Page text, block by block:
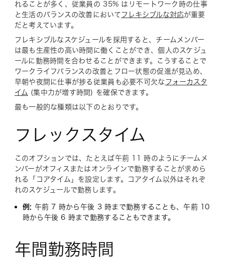
れることが多く、従業員の 35% はリモートワーク時の仕事
と生活のバランスの改善において フレキシブルな対応が重要
だと考えています。
フレキシブルなスケジュールを採用すると、チームメンバー
は最も生産性の高い時間に働くことができ、個人のスケジュ
ールに勤務時間を合わせることができます。こうすることで
ワークライフバランスの改善とフロー状態の促進が見込め、
早朝や夜間に仕事が捗る従業員も必要不可欠な フォーカスタ
イム (集中力が増す時間) を確保できます。
最も一般的な種類は以下のとおりです。
フレックスタイム
このオプションでは、たとえば午前 11 時のようにチームメ
ンバーがオフィスまたはオンラインで勤務することが求めら
れる「コアタイム」を設定します。コアタイム以外はそれぞ
れのスケジュールで勤務します。
例: 午前 7 時から午後 3 時まで勤務することも、午前 10
時から午後 6 時まで勤務することもできます。
年間勤務時間